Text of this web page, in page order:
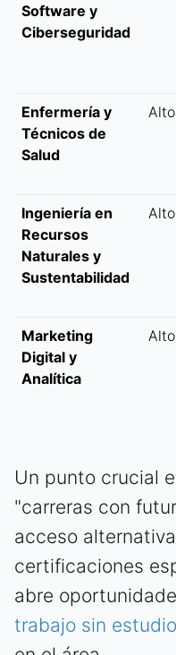
Software y
Ciberseguridad
Enfermería y
Técnicos de
Salud
Alto
Ingeniería en
Recursos
Naturales y
Sustentabilidad
Alto
Marketing
Digital y
Analítica
Alto
Un punto crucial
"carreras con
acceso
certificaciones
abre
trabajo sin